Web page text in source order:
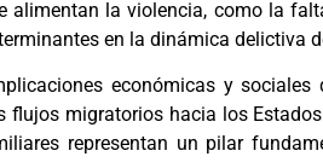
alimentan la violencia, como la
en la dinámica delictiva
económicas y
migratorios hacia los
representan un pilar